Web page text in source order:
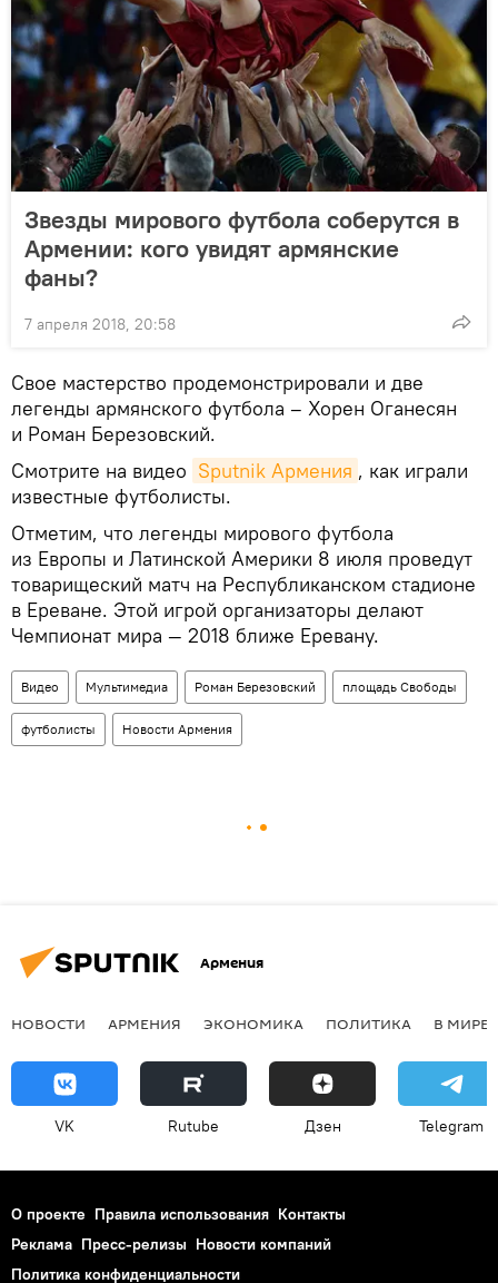
Звезды мирового футбола соберутся в
Армении: кого увидят армянские
фаны?
7 апреля 2018, 20:58
Свое мастерство продемонстрировали и две
легенды армянского футбола – Хорен Оганесян
и Роман Березовский.
Смотрите на видео Sputnik Армения , как играли
известные футболисты.
Отметим, что легенды мирового футбола
из Европы и Латинской Америки 8 июля проведут
товарищеский матч на Республиканском стадионе
в Ереване. Этой игрой организаторы делают
Чемпионат мира — 2018 ближе Еревану.
Видео Мультимедиа Роман Березовский площадь Свободы
футболисты Новости Армения
Армения
НОВОСТИ АРМЕНИЯ ЭКОНОМИКА ПОЛИТИКА В МИРЕ
VK Rutube Дзен Telegram
О проекте Правила использования Контакты
Реклама Пресс-релизы Новости компаний
Политика конфиденциальности